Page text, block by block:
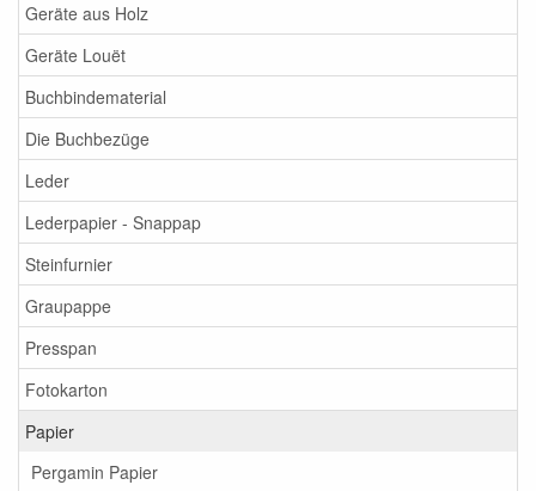
Geräte aus Holz
Geräte Louët
Buchbindematerial
Die Buchbezüge
Leder
Lederpapier - Snappap
Steinfurnier
Graupappe
Presspan
Fotokarton
Papier
Pergamin Papier